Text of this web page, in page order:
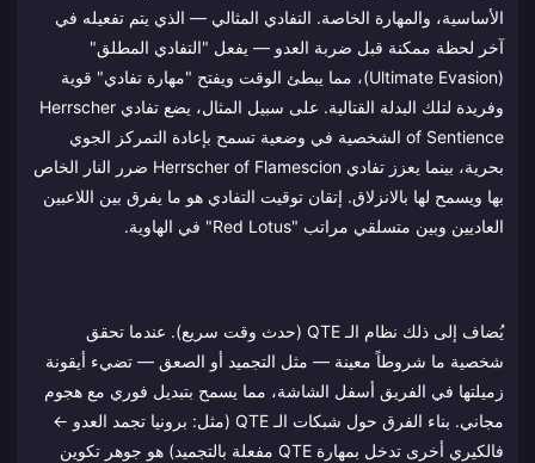
الأساسية، والمهارة الخاصة. التفادي المثالي — الذي يتم تفعيله في
آخر لحظة ممكنة قبل ضربة العدو — يفعل "التفادي المطلق"
(Ultimate Evasion)، مما يبطئ الوقت ويفتح "مهارة تفادي" قوية
وفريدة لتلك البدلة القتالية. على سبيل المثال، يضع تفادي Herrscher
of Sentience الشخصية في وضعية تسمح بإعادة التمركز الجوي
بحرية، بينما يعزز تفادي Herrscher of Flamescion ضرر النار الخاص
بها ويسمح لها بالانزلاق. إتقان توقيت التفادي هو ما يفرق بين اللاعبين
العاديين وبين متسلقي مراتب "Red Lotus" في الهاوية.
يُضاف إلى ذلك نظام الـ QTE (حدث وقت سريع). عندما تحقق
شخصية ما شروطاً معينة — مثل التجميد أو الصعق — تضيء أيقونة
زميلتها في الفريق أسفل الشاشة، مما يسمح بتبديل فوري مع هجوم
مجاني. بناء الفرق حول شبكات الـ QTE (مثل: برونيا تجمد العدو ←
فالكيري أخرى تدخل بمهارة QTE مفعلة بالتجميد) هو جوهر تكوين